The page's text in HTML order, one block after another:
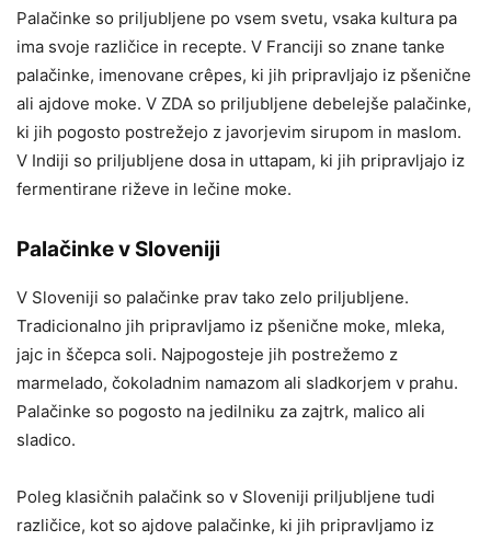
Palačinke so priljubljene po vsem svetu, vsaka kultura pa
ima svoje različice in recepte. V Franciji so znane tanke
palačinke, imenovane crêpes, ki jih pripravljajo iz pšenične
ali ajdove moke. V ZDA so priljubljene debelejše palačinke,
ki jih pogosto postrežejo z javorjevim sirupom in maslom.
V Indiji so priljubljene dosa in uttapam, ki jih pripravljajo iz
fermentirane riževe in lečine moke.
Palačinke v Sloveniji
V Sloveniji so palačinke prav tako zelo priljubljene.
Tradicionalno jih pripravljamo iz pšenične moke, mleka,
jajc in ščepca soli. Najpogosteje jih postrežemo z
marmelado, čokoladnim namazom ali sladkorjem v prahu.
Palačinke so pogosto na jedilniku za zajtrk, malico ali
sladico.
Poleg klasičnih palačink so v Sloveniji priljubljene tudi
različice, kot so ajdove palačinke, ki jih pripravljamo iz